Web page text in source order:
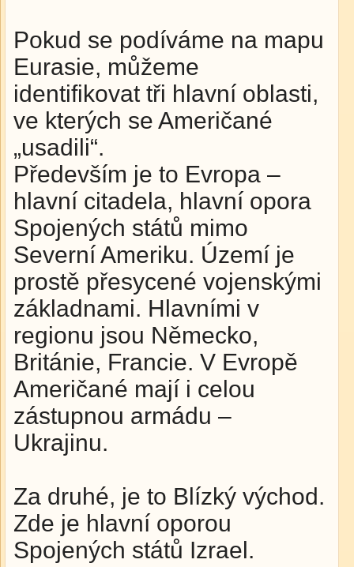
Pokud se podíváme na mapu
Eurasie, můžeme
identifikovat tři hlavní oblasti,
ve kterých se Američané
„usadili“.
Především je to Evropa –
hlavní citadela, hlavní opora
Spojených států mimo
Severní Ameriku. Území je
prostě přesycené vojenskými
základnami. Hlavními v
regionu jsou Německo,
Británie, Francie. V Evropě
Američané mají i celou
zástupnou armádu –
Ukrajinu.
Za druhé, je to Blízký východ.
Zde je hlavní oporou
Spojených států Izrael.